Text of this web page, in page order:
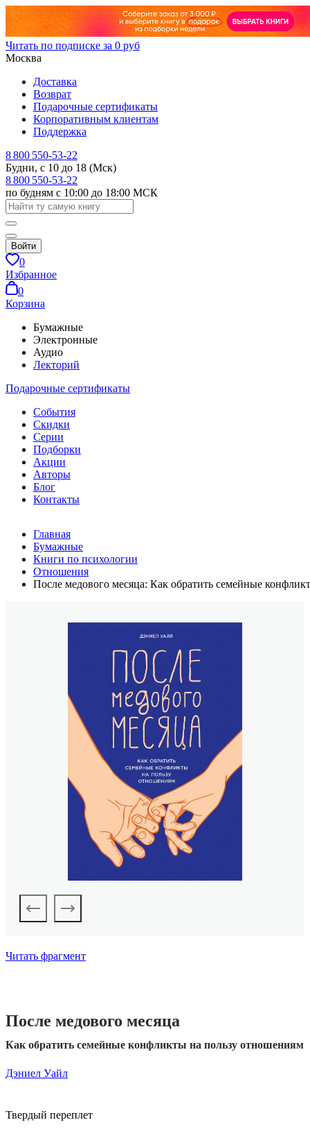
Читать по подписке за 0 руб
Москва
Доставка
Возврат
Подарочные сертификаты
Корпоративным клиентам
Поддержка
8 800 550-53-22
Будни, с 10 до 18 (Мск)
8 800 550-53-22
по будням с 10:00 до 18:00 МСК
Войти
0
Избранное
0
Корзина
Бумажные
Электронные
Аудио
Лекторий
Подарочные сертификаты
События
Скидки
Серии
Подборки
Акции
Авторы
Блог
Контакты
Главная
Бумажные
Книги по психологии
Отношения
После медового месяца: Как обратить семейные
Читать фрагмент
После медового месяца
Как обратить семейные конфликты на пользу отношениям
Дэниел Уайл
Твердый переплет